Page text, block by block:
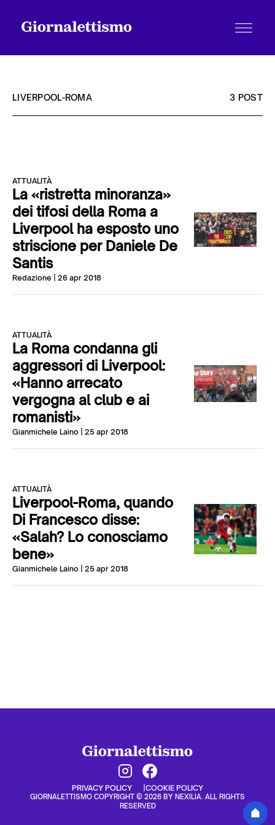
Chi siamo
Contatti
LIVERPOOL-ROMA 3 POST
ATTUALITÀ
La «ristretta minoranza»
dei tifosi della Roma a
Liverpool ha esposto uno
striscione per Daniele De
Santis
Redazione | 26 apr 2018
ATTUALITÀ
La Roma condanna gli
aggressori di Liverpool:
«Hanno arrecato
vergogna al club e ai
romanisti»
Gianmichele Laino | 25 apr 2018
ATTUALITÀ
Liverpool-Roma, quando
Di Francesco disse:
«Salah? Lo conosciamo
bene»
Gianmichele Laino | 25 apr 2018
PRIVACY POLICY COOKIE POLICY
GIORNALETTISMO COPYRIGHT © 2026 BY NEXILIA. ALL RIGHTS
RESERVED